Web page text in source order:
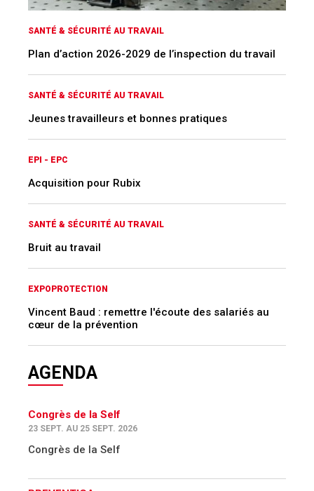
SANTÉ & SÉCURITÉ AU TRAVAIL
Plan d’action 2026-2029 de l’inspection du travail
SANTÉ & SÉCURITÉ AU TRAVAIL
Jeunes travailleurs et bonnes pratiques
EPI - EPC
Acquisition pour Rubix
SANTÉ & SÉCURITÉ AU TRAVAIL
Bruit au travail
EXPOPROTECTION
Vincent Baud : remettre l'écoute des salariés au
cœur de la prévention
AGENDA
Congrès de la Self
23 SEPT. AU 25 SEPT. 2026
Congrès de la Self